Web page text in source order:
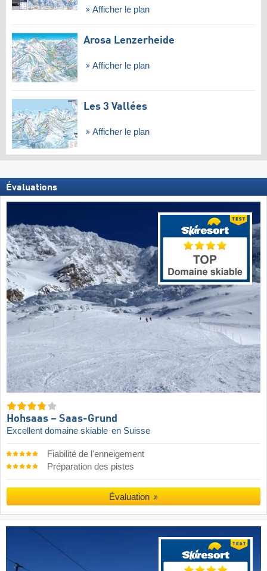
Afficher le plan
Arosa Lenzerheide
Afficher le plan
Les 3 Vallées
Afficher le plan
Évaluations
Hohsaas – Saas-Grund
Excellent domaine skiable en Suisse
Fiabilité de l'enneigement
Préparation des pistes
Évaluation